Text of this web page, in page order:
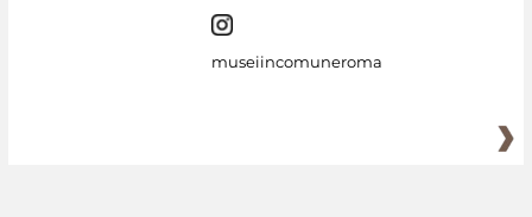
museiincomuneroma